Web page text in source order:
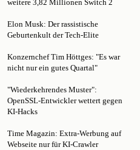
Elon Musk: Der rassistische
Geburtenkult der Tech-Elite
nicht nur ein gutes Quartal"
"Wiederkehrendes Muster":
OpenSSL-Entwickler wettert gegen
KI-Hacks
Webseite nur für KI-Crawler